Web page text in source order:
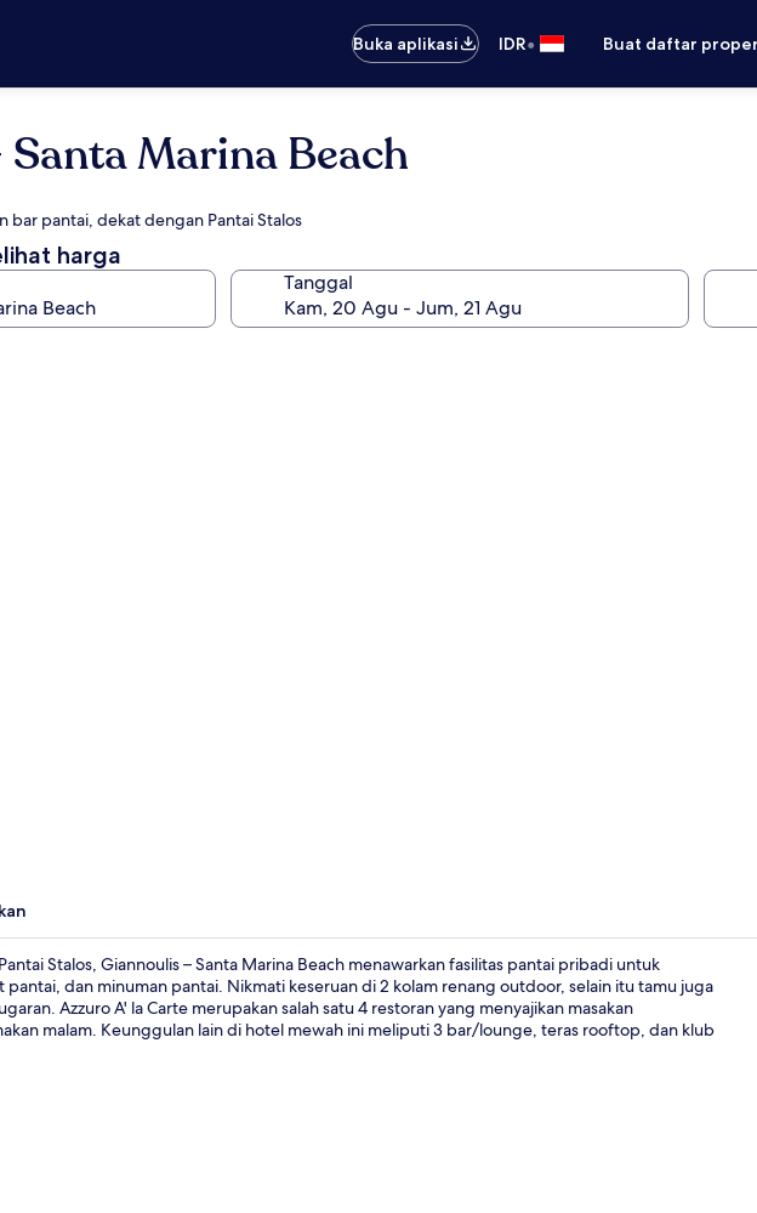
Buka aplikasi
IDR• Buat daftar
Marina Beach
pantai, dekat dengan Pantai Stalos
harga
Tanggal
2 kolam
Stalos, Giannoulis – Santa Marina Beach menawarkan fasilitas pantai pribadi untuk
dan minuman pantai. Nikmati keseruan di 2 kolam renang outdoor, selain itu tamu juga
Azzuro A' la Carte merupakan salah satu 4 restoran yang menyajikan masakan
malam. Keunggulan lain di hotel mewah ini meliputi 3 bar/lounge, teras rooftop, dan klub